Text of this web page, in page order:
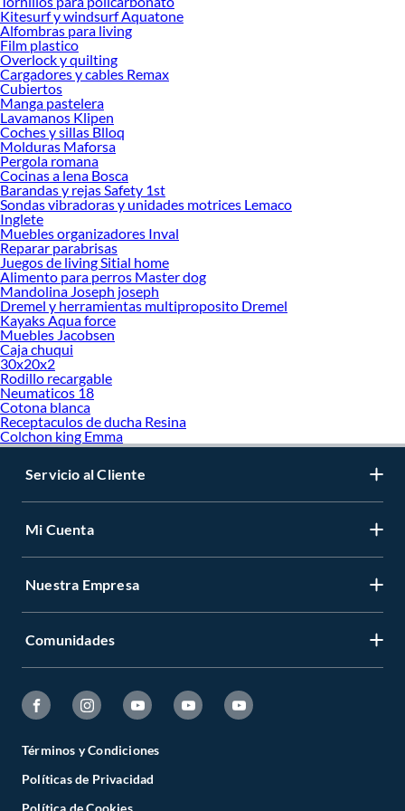
Encuentra una amplia variedad de productos de Cortinas en Sodimac.
Encuentra todo lo necesario para tus proyectos de renovación y decoración.
¡Visítanos y haz tus ideas realidad!
Kitesurf y windsurf Aquatone
Alfombras para living
Film plastico
Overlock y quilting
Cargadores y cables Remax
Cubiertos
Manga pastelera
Lavamanos Klipen
Coches y sillas Blloq
Molduras Maforsa
Pergola romana
Cocinas a lena Bosca
Barandas y rejas Safety 1st
Sondas vibradoras y unidades motrices Lemaco
Inglete
Muebles organizadores Inval
Reparar parabrisas
Juegos de living Sitial home
Alimento para perros Master dog
Mandolina Joseph joseph
Dremel y herramientas multiproposito Dremel
Kayaks Aqua force
Muebles Jacobsen
Caja chuqui
30x20x2
Rodillo recargable
Neumaticos 18
Cotona blanca
Receptaculos de ducha Resina
Colchon king Emma
Servicio al Cliente
Mi Cuenta
Nuestra Empresa
Comunidades
Términos y Condiciones
Políticas de Privacidad